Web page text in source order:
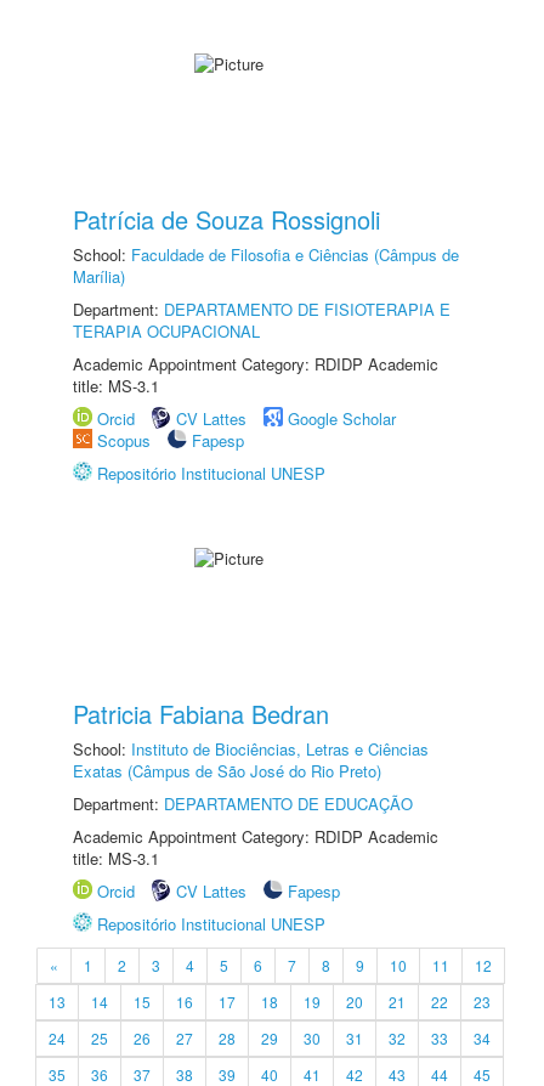
Patrícia de Souza Rossignoli
School: Faculdade de Filosofia e Ciências (Câmpus de
Marília)
Department: DEPARTAMENTO DE FISIOTERAPIA E
TERAPIA OCUPACIONAL
Academic Appointment Category: RDIDP Academic
title: MS-3.1
Orcid
CV Lattes
Google Scholar
Scopus
Fapesp
Repositório Institucional UNESP
Patricia Fabiana Bedran
School: Instituto de Biociências, Letras e Ciências
Exatas (Câmpus de São José do Rio Preto)
Department: DEPARTAMENTO DE EDUCAÇÃO
Academic Appointment Category: RDIDP Academic
title: MS-3.1
Orcid
CV Lattes
Fapesp
Repositório Institucional UNESP
« 1 2 3 4 5 6 7 8 9 10 11
12
13
14 15 16 17 18 19 20 21 22
23
24
25 26 27 28 29 30 31 32 33
34
35
36 37 38 39 40 41 42 43 44
45